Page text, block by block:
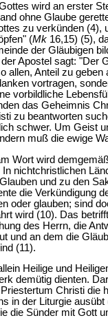
wird an erster
ohne Glaube
zu verkünden (4),
(Mk 16,15) (5),
der Gläubigen
Apostel sagt: "Der
allen, Anteil zu
vortragen,
vorbildliche
das Geheimnis
zu beantworten
schwer. Um Geist
muß die ewige
Wort wird
In nichtchristlichen
und zu den
die Verkündigung
oder glauben; sind
wird (10). Das
des Herrn, die
und an dem die
(11).
Heilige und
demütig dienten.
Christi die
in der Liturgie
die Sünder mit Gott